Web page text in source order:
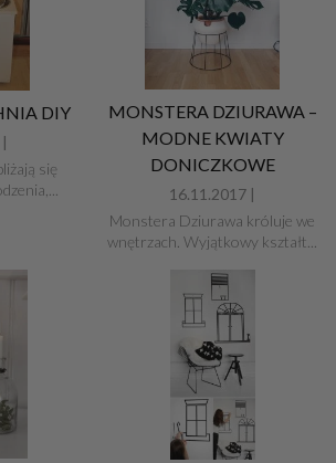
DIY
się
MONSTERA DZIURAWA –
MODNE KWIATY
DONICZKOWE
16.11.2017 |
Monstera Dziurawa króluje we
wnętrzach. Wyjątkowy kształt...